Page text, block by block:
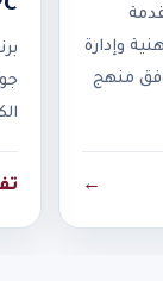
وإدارة
منهج
←